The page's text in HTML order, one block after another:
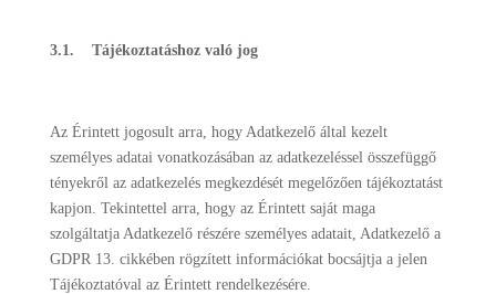
3.1. Tájékoztatáshoz való jog
Az Érintett jogosult arra, hogy Adatkezelő által kezelt
személyes adatai vonatkozásában az adatkezeléssel összefüggő
tényekről az adatkezelés megkezdését megelőzően tájékoztatást
kapjon. Tekintettel arra, hogy az Érintett saját maga
szolgáltatja Adatkezelő részére személyes adatait, Adatkezelő a
GDPR 13. cikkében rögzített információkat bocsájtja a jelen
Tájékoztatóval az Érintett rendelkezésére.